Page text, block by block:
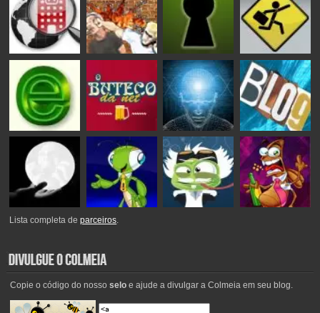
Lista completa deparceiros.
Copie o código do nosso seloe ajude a divulgar a Colmeia em seu blog.